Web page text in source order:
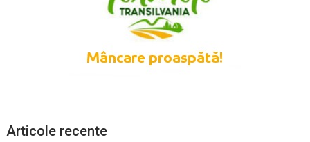
Articole recente